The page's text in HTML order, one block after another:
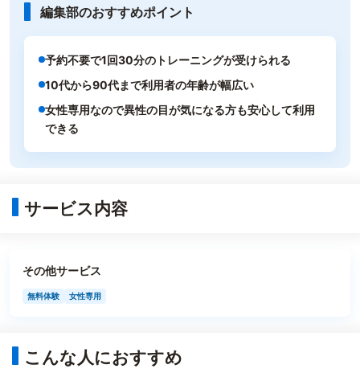
編集部のおすすめポイント
予約不要で1回30分のトレーニングが受けられる
10代から90代まで利用者の年齢が幅広い
女性専用なので異性の目が気になる方も安心して利用
できる
サービス内容
その他サービス
無料体験 女性専用
こんな人におすすめ